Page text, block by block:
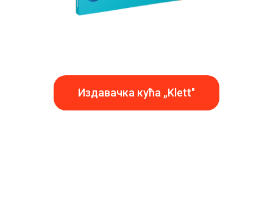
Издавачка кућа „Klett"